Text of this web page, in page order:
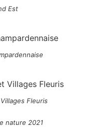
Est
Fleuris
nature 2021